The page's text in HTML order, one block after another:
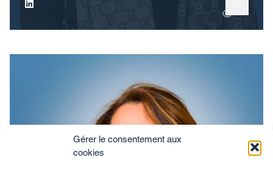
Gérer le consentement aux
cookies